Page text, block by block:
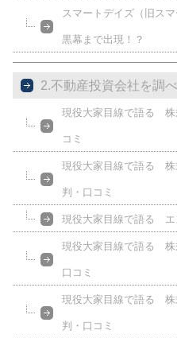
スマートデイズ（旧ス
黒幕まで出現！？
2.不動産投資会社を調
現役大家目線で語る 株
コミ
現役大家目線で語る 株
判・口コミ
現役大家目線で語る エ
現役大家目線で語る 株
口コミ
現役大家目線で語る 株
判・口コミ